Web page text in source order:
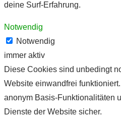
deine Surf-Erfahrung.
Notwendig
Notwendig
immer aktiv
Diese Cookies sind unbedingt
Website einwandfrei
anonym Basis-Funktionalitäten
Dienste der Website sicher.